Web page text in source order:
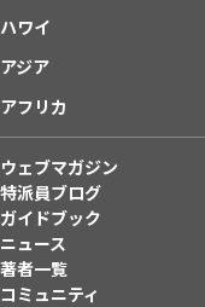
ハワイ
アジア
アフリカ
ウェブマガジン
特派員ブログ
ガイドブック
ニュース
著者一覧
コミュニティ